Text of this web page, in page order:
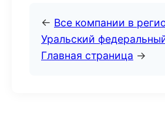
← Все компании в
Уральский
Главная страница →